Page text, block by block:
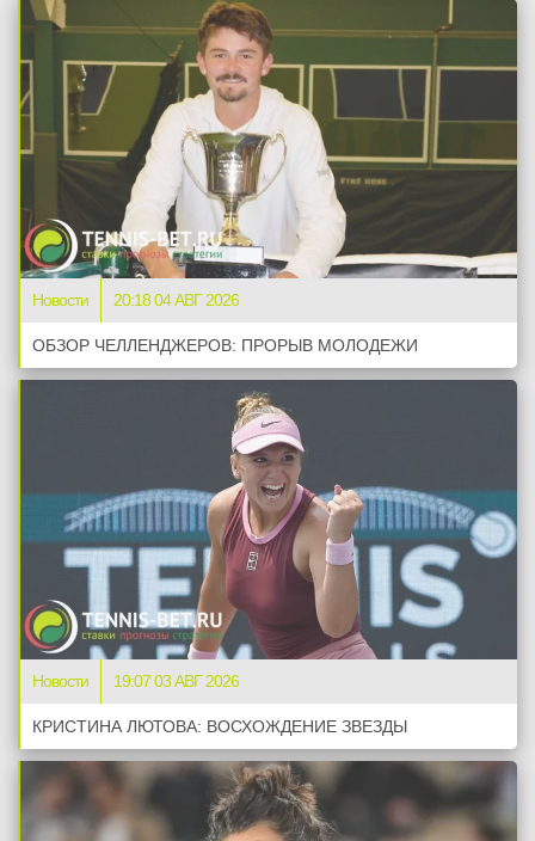
Новости 20:18 04 АВГ 2026
ОБЗОР ЧЕЛЛЕНДЖЕРОВ: ПРОРЫВ МОЛОДЕЖИ
Новости 19:07 03 АВГ 2026
КРИСТИНА ЛЮТОВА: ВОСХОЖДЕНИЕ ЗВЕЗДЫ